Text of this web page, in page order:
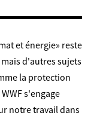
et énergie» reste
d'autres sujets
la protection
s'engage
notre travail dans